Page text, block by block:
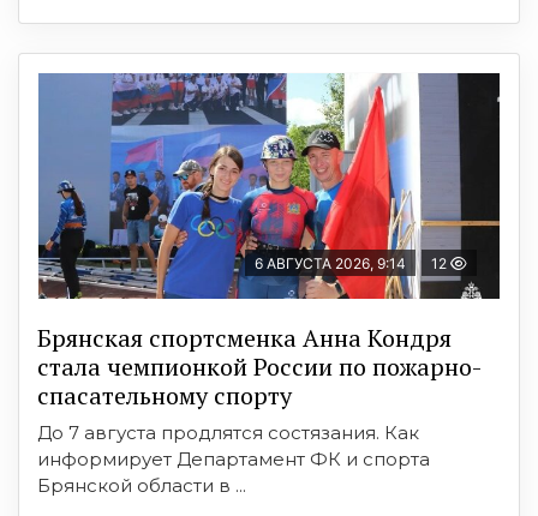
6 АВГУСТА 2026, 9:14 12
Брянская спортсменка Анна Кондря
стала чемпионкой России по пожарно-
спасательному спорту
До 7 августа продлятся состязания. Как
информирует Департамент ФК и спорта
Брянской области в ...